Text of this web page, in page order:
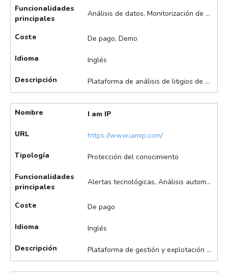
Funcionalidades
principales
Análisis de datos, Monitorización de competidores, Visualización de datos
Coste De pago, Demo
Idioma Inglés
Descripción Plataforma de análisis de litigios de propiedad intelectual, facilitando la protección y gestión de derechos de propiedad intelectual. Destaca en la búsqueda y análisis de litigios de propiedad intelectual, monitorización de tendencias legales, análisis de competidores, visualización de datos y tendencias, entre otros.
Nombre I am IP
URL https://www.iamip.com/
Tipología Protección del conocimiento
Funcionalidades
principales
Alertas tecnológicas, Análisis automáticos de IP, Clasificación automática de patentes, Identificación de potenciales licenciatarios, Monitorización de competidores
Coste De pago
Idioma Inglés
Descripción Plataforma de gestión y explotación de patentes que ayuda a empresas e investigadores a valorizar y explotar su propiedad intelectual. Destaca en la automatización del seguimiento y análisis de patentes, gestión asistida de carteras de patentes, identificación de oportunidades de licenciamiento, monitorización de competidores y herramientas de colaboración, entre otras.